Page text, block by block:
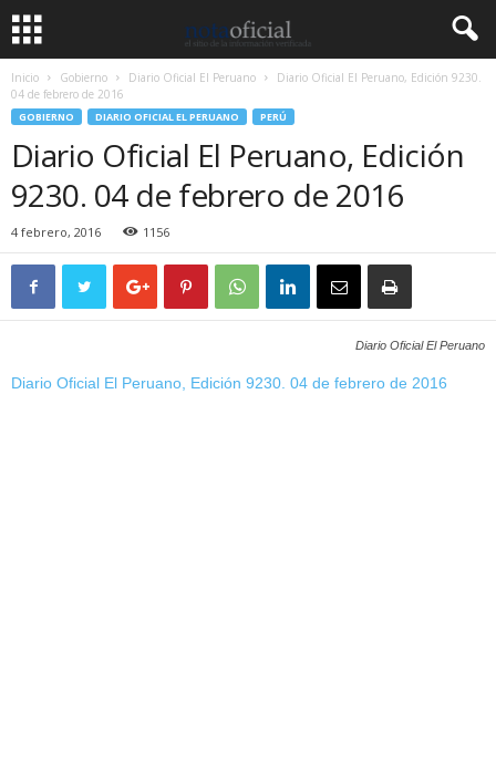
Inicio Gobierno Diario Oficial El Peruano
Diario Oficial El Peruano, Edición 9230.
04 de febrero de 2016
GOBIERNO DIARIO OFICIAL EL PERUANO PERÚ
Diario Oficial El Peruano, Edición
9230. 04 de febrero de 2016
4 febrero, 2016 1156
Diario Oficial El Peruano
Diario Oficial El Peruano, Edición 9230. 04 de febrero de 2016